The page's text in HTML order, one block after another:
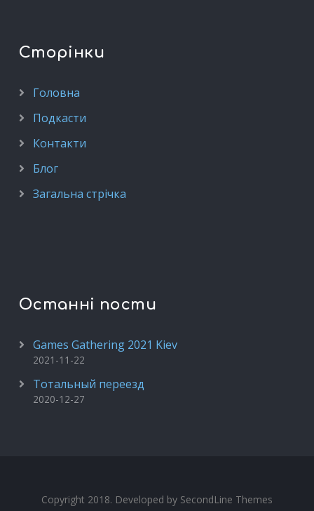
Сторінки
Головна
Подкасти
Контакти
Блог
Загальна стрічка
Останні пости
Games Gathering 2021 Kiev
2021-11-22
Тотальный переезд
2020-12-27
Copyright 2018. Developed by SecondLine Themes